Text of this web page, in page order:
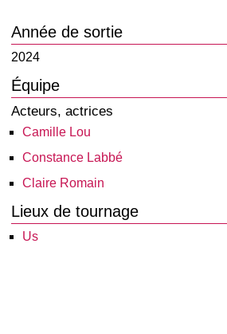
Année de sortie
2024
Équipe
Acteurs, actrices
Camille Lou
Constance Labbé
Claire Romain
Lieux de tournage
Us